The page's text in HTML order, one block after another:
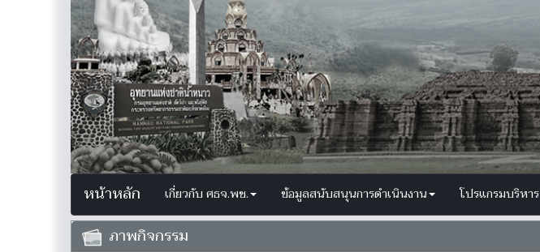
หน้าหลัก เกี่ยวกับ ศธจ.พช. ข้อมูลสนับสนุนการดำเนินงาน โปรแกรมบริหาร
ภาพกิจกรรม